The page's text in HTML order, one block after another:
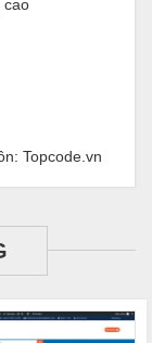
cao
Topcode.vn